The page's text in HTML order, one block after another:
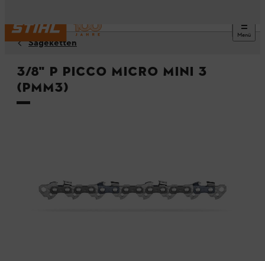
Menü
Sägeketten
3/8" P Picco Micro Mini 3
(PMM3)